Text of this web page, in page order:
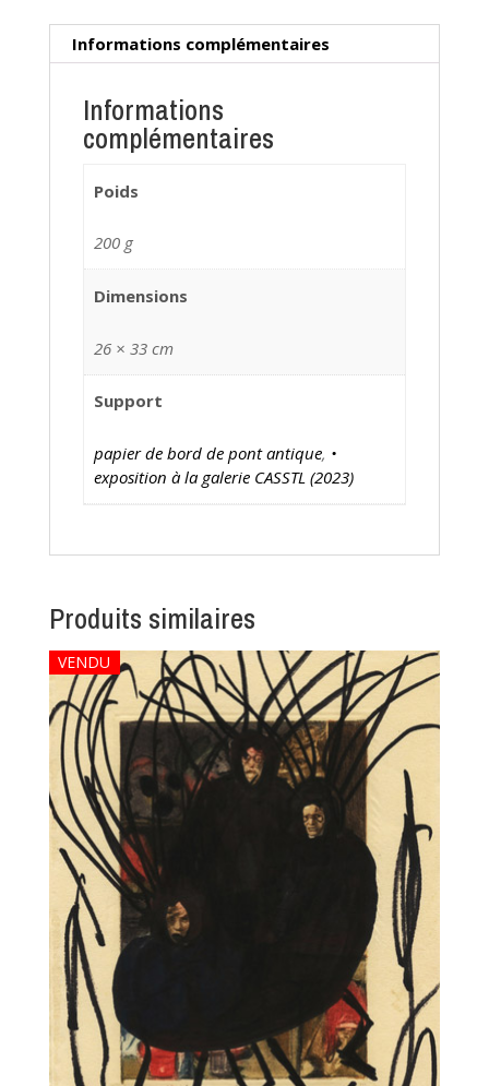
Informations complémentaires
Informations
complémentaires
Poids
200 g
Dimensions
26 × 33 cm
Support
papier de bord de pont antique, •
exposition à la galerie CASSTL (2023)
Produits similaires
VENDU